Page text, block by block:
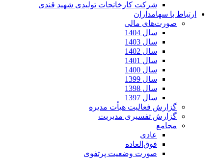
شرکت کارخانجات تولیدی شهید قندی
ارتباط با سهامداران
صورت‌های مالی
سال 1404
سال 1403
سال 1402
سال 1401
سال 1400
سال 1399
سال 1398
سال 1397
گزارش فعالیت هیأت مدیره
گزارش تفسیری مدیریت
مجامع
عادی
فوق‌العاده
صورت وضعیت پرتفوی